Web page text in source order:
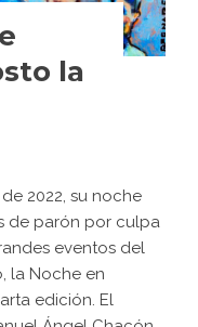
la
2022, su noche
de parón por culpa
eventos del
la Noche en
edición. El